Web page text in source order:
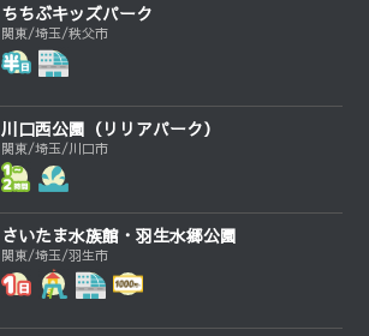
ちちぶキッズパーク
関東/埼玉/秩父市
川口西公園（リリアパーク）
関東/埼玉/川口市
さいたま水族館・羽生水郷公園
関東/埼玉/羽生市